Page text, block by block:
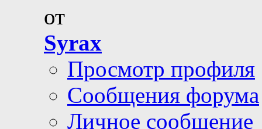
от
Syrax
Просмотр профиля
Сообщения форума
Личное сообщение